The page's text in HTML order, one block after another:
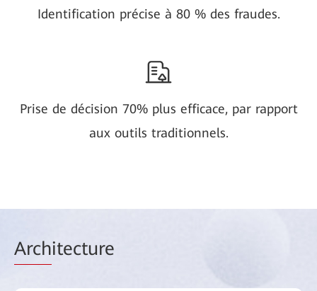
Identification précise à 80 % des fraudes.
Prise de décision 70% plus efficace, par rapport
aux outils traditionnels.
Architecture